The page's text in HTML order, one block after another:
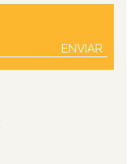
ENVIAR